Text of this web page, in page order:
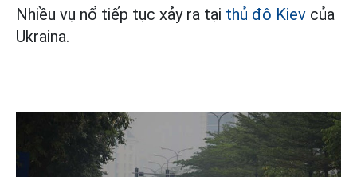
Nhiều vụ nổ tiếp tục xảy ra tại thủ đô Kiev của
Ukraina.